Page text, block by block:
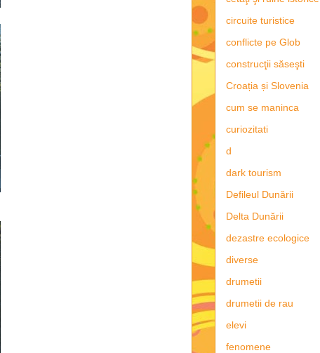
circuite turistice
conflicte pe Glob
construcţii săseşti
Croația și Slovenia
cum se maninca
curiozitati
d
dark tourism
Defileul Dunării
Delta Dunării
dezastre ecologice
diverse
drumetii
drumetii de rau
elevi
fenomene